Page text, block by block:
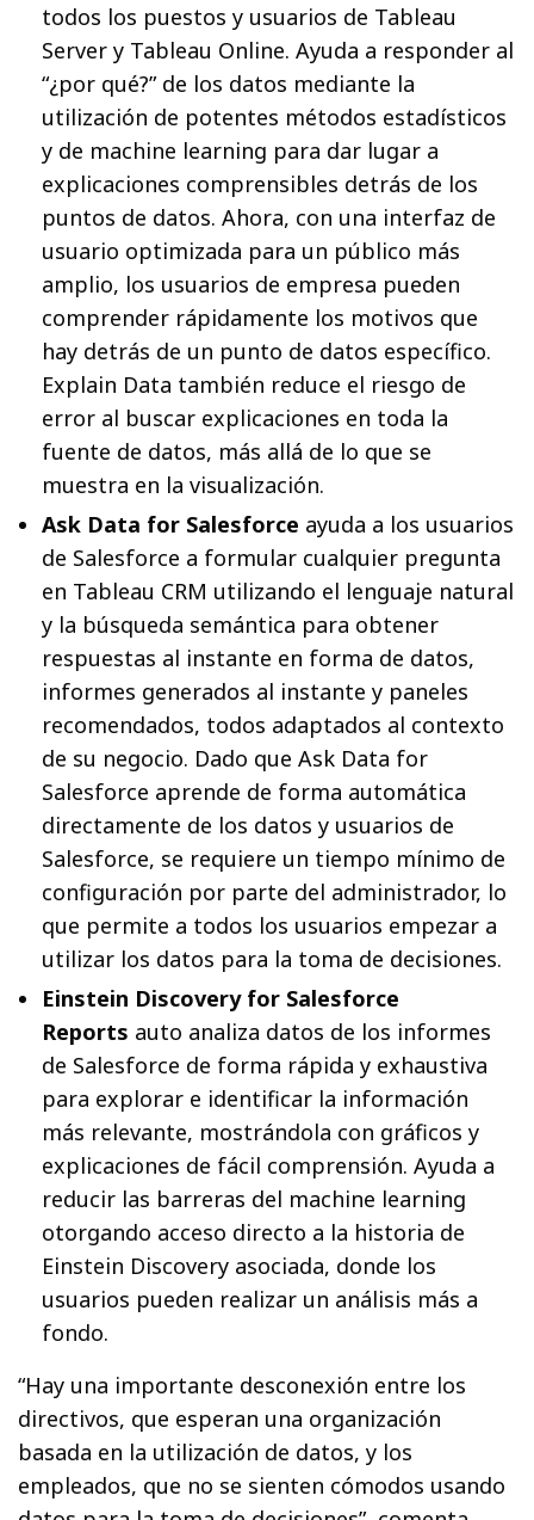
todos los puestos y usuarios de Tableau
Server y Tableau Online. Ayuda a responder al
“¿por qué?” de los datos mediante la
utilización de potentes métodos estadísticos
y de machine learning para dar lugar a
explicaciones comprensibles detrás de los
puntos de datos. Ahora, con una interfaz de
usuario optimizada para un público más
amplio, los usuarios de empresa pueden
comprender rápidamente los motivos que
hay detrás de un punto de datos específico.
Explain Data también reduce el riesgo de
error al buscar explicaciones en toda la
fuente de datos, más allá de lo que se
muestra en la visualización.
Ask Data for Salesforce ayuda a los usuarios
de Salesforce a formular cualquier pregunta
en Tableau CRM utilizando el lenguaje natural
y la búsqueda semántica para obtener
respuestas al instante en forma de datos,
informes generados al instante y paneles
recomendados, todos adaptados al contexto
de su negocio. Dado que Ask Data for
Salesforce aprende de forma automática
directamente de los datos y usuarios de
Salesforce, se requiere un tiempo mínimo de
configuración por parte del administrador, lo
que permite a todos los usuarios empezar a
utilizar los datos para la toma de decisiones.
Einstein Discovery for Salesforce
Reports auto analiza datos de los informes
de Salesforce de forma rápida y exhaustiva
para explorar e identificar la información
más relevante, mostrándola con gráficos y
explicaciones de fácil comprensión. Ayuda a
reducir las barreras del machine learning
otorgando acceso directo a la historia de
Einstein Discovery asociada, donde los
usuarios pueden realizar un análisis más a
fondo.
“Hay una importante desconexión entre los
directivos, que esperan una organización
basada en la utilización de datos, y los
empleados, que no se sienten cómodos usando